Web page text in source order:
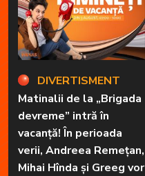
DIVERTISMENT
Matinalii de la „Brigada
devreme” intră în
vacanță! În perioada
verii, Andreea Remețan,
Mihai Hînda și Greeg vor